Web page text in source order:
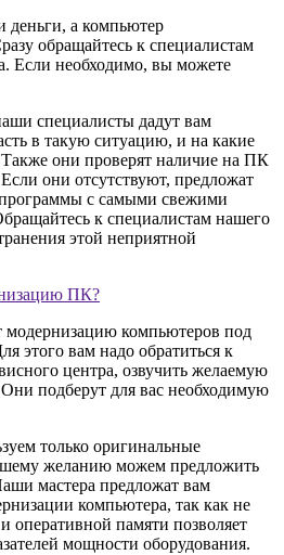
а компьютер
обращайтесь к специалистам
Если необходимо, вы можете
специалисты дадут вам
в такую ситуацию, и на какие
они проверят наличие на ПК
они отсутствуют, предложат
с самыми свежими
к специалистам нашего
этой неприятной
ПК?
компьютеров под
этого вам надо обратиться к
центра, озвучить желаемую
подберут для вас необходимую
только оригинальные
желанию можем предложить
мастера предложат вам
компьютера, так как не
оперативной памяти позволяет
мощности оборудования.